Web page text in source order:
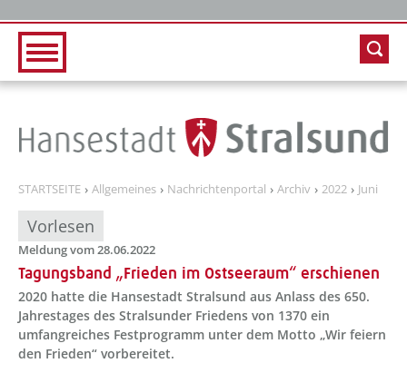
STARTSEITE Allgemeines Nachrichtenportal Archiv 2022 Juni
Vorlesen
Meldung vom 28.06.2022
Tagungsband „Frieden im Ostseeraum“ erschienen
2020 hatte die Hansestadt Stralsund aus Anlass des 650.
Jahrestages des Stralsunder Friedens von 1370 ein
umfangreiches Festprogramm unter dem Motto „Wir feiern
den Frieden“ vorbereitet.